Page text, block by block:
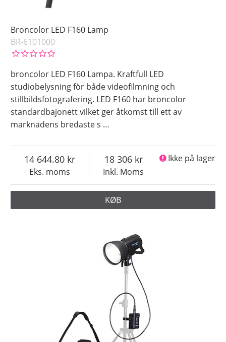
Broncolor LED F160 Lamp
BR-6101000
broncolor LED F160 Lampa. Kraftfull LED
studiobelysning för både videofilmning och
stillbildsfotografering. LED F160 har broncolor
standardbajonett vilket ger åtkomst till ett av
marknadens bredaste s …
Eks. moms
14 644.80
Inkl. Moms
18 306 Ikke på lager
KØB